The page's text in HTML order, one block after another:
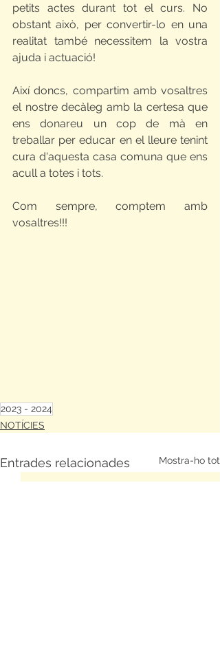
petits actes durant tot el curs. No
obstant això, per convertir-lo en una
realitat també necessitem la vostra
ajuda i actuació!
Així doncs, compartim amb vosaltres
el nostre decàleg amb la certesa que
ens donareu un cop de mà en
treballar per educar en el lleure tenint
cura d'aquesta casa comuna que ens
acull a totes i tots.
Com sempre, comptem amb
vosaltres!!!
2023 - 2024
NOTÍCIES
Entrades relacionades Mostra-ho tot